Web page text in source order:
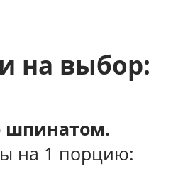
на выбор:
шпинатом.
на 1 порцию: